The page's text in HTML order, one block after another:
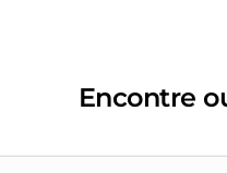
Encontre